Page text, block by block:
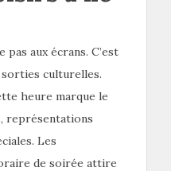
aux écrans. C’est
culturelles.
heure marque le
représentations
Les
de soirée attire